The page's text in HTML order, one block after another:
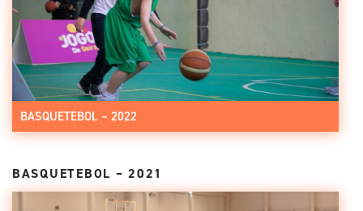
BASQUETEBOL – 2022
BASQUETEBOL – 2021